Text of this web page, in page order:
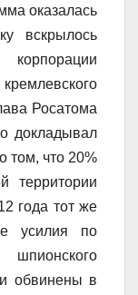
оказалась
вскрылось
Росатома
докладывал
том, что 20%
территории
года тот же
усилия по
обвинены в